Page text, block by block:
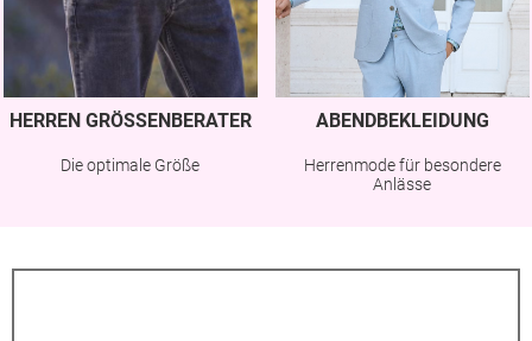
HERREN GRÖSSENBERATER
Die optimale Größe
ABENDBEKLEIDUNG
Herrenmode für besondere
Anlässe